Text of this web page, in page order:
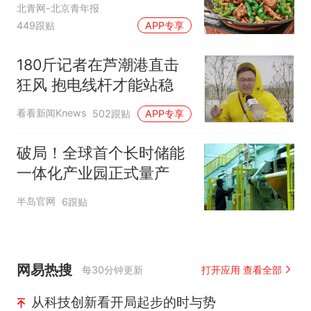
北青网-北京青年报
449跟贴
APP专享
180斤记者在芦潮港直击
狂风 抱电线杆才能站稳
看看新闻Knews 502跟贴 APP专享
破局！全球首个长时储能
一体化产业园正式量产
半岛官网 6跟贴
网易热搜 每30分钟更新 打开应用 查看全部
从科技创新看开局起步的时与势